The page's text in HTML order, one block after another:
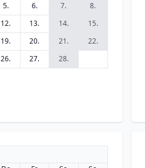
5. 6. 7.
8.
12. 13. 14.
15.
19. 20. 21.
22.
26. 27. 28.